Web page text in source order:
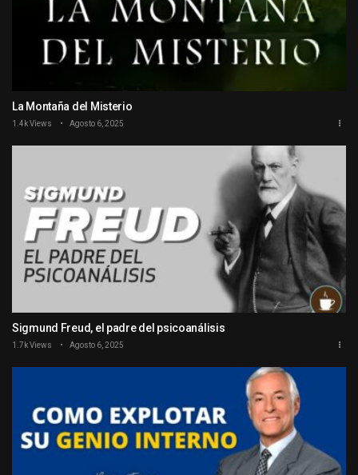
La Montaña del Misterio
1.4k Views Agosto 6, 2025
Sigmund Freud, el padre del psicoanálisis
1.7k Views Agosto 6, 2025